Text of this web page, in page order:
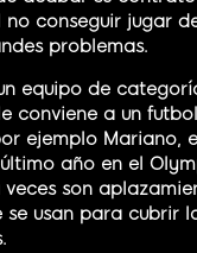
no conseguir jugar
problemas.
equipo de
conviene a un
ejemplo Mariano,
año en el
veces son
se usan para cubrir